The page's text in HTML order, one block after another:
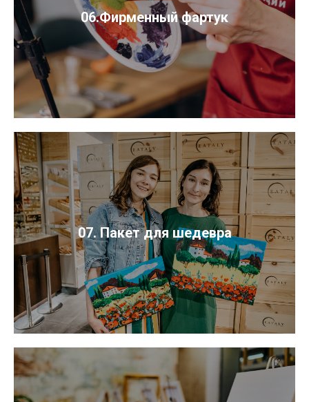
06.Фирменный фартук
07. Пакет для шедевра